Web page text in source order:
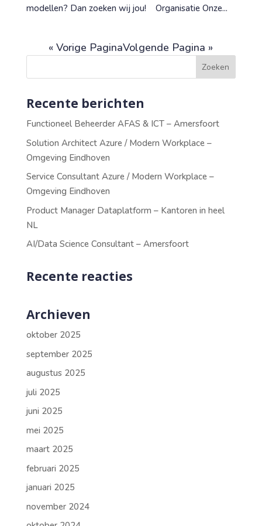
modellen? Dan zoeken wij jou! Organisatie Onze...
« Vorige PaginaVolgende Pagina »
Recente berichten
Functioneel Beheerder AFAS & ICT – Amersfoort
Solution Architect Azure / Modern Workplace –
Omgeving Eindhoven
Service Consultant Azure / Modern Workplace –
Omgeving Eindhoven
Product Manager Dataplatform – Kantoren in heel
NL
AI/Data Science Consultant – Amersfoort
Recente reacties
Archieven
oktober 2025
september 2025
augustus 2025
juli 2025
juni 2025
mei 2025
maart 2025
februari 2025
januari 2025
november 2024